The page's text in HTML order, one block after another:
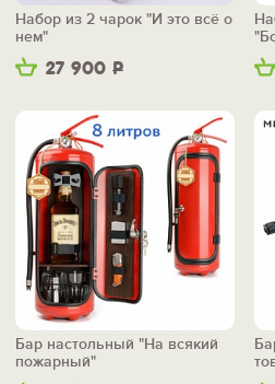
27 900 Р
Набор из 2 чарок "И это всё о
нем"
Бар настольный "На всякий
пожарный"